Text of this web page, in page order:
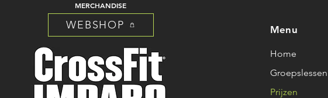
MERCHANDISE
WEBSHOP Menu
Home
Groepslessen
Prijzen